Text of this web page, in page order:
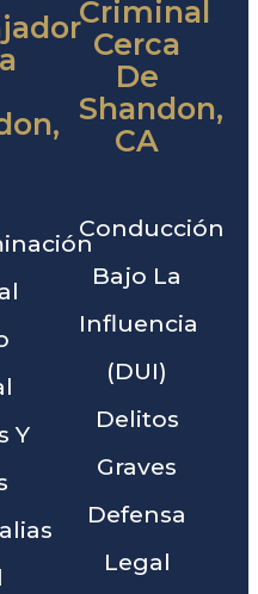
Y
Criminal
Cerca
De
Shandon,
CA
Conducción
Bajo La
Influencia
(DUI)
Delitos
Graves
Defensa
Legal